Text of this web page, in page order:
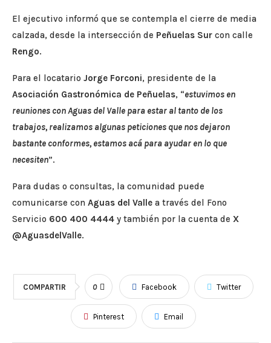
El ejecutivo informó que se contempla el cierre de media
calzada, desde la intersección de Peñuelas Sur con calle
Rengo.
Para el locatario Jorge Forconi, presidente de la
Asociación Gastronómica de Peñuelas, “estuvimos en
reuniones con Aguas del Valle para estar al tanto de los
trabajos, realizamos algunas peticiones que nos dejaron
bastante conformes, estamos acá para ayudar en lo que
necesiten”.
Para dudas o consultas, la comunidad puede
comunicarse con Aguas del Valle a través del Fono
Servicio 600 400 4444 y también por la cuenta de X
@AguasdelValle.
COMPARTIR 0 Facebook Twitter
Pinterest Email